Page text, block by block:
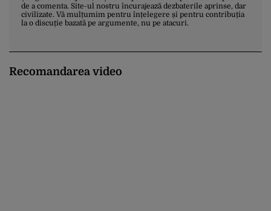
de a comenta. Site-ul nostru încurajează dezbaterile aprinse, dar
civilizate. Vă mulțumim pentru înțelegere și pentru contribuția
la o discuție bazată pe argumente, nu pe atacuri.
Recomandarea video